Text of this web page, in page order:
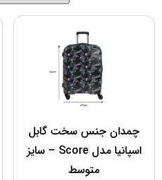
چمدان جنس سخت گابل
اسپانیا مدل Score – سایز
متوسط